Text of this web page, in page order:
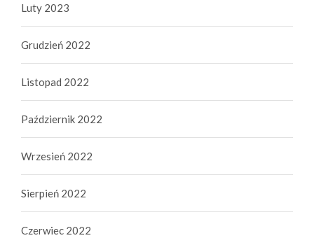
Luty 2023
Grudzień 2022
Listopad 2022
Październik 2022
Wrzesień 2022
Sierpień 2022
Czerwiec 2022